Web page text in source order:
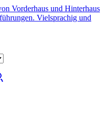
Vorderhaus und Hinterhaus
Vielsprachig und